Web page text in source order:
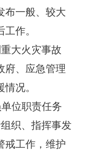
布一般、较大
作。
大火灾事故
府、应急管理
况。
位职责任务
织、指挥事发
戒工作，维护